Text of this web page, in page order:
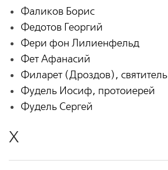
Фаликов Борис
Федотов Георгий
Фери фон Лилиенфельд
Фет Афанасий
Филарет (Дроздов), святитель
Фудель Иосиф, протоиерей
Фудель Сергей
Х